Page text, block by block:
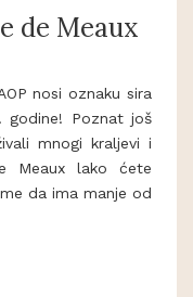
de Meaux
nosi oznaku sira
godine! Poznat još
mnogi kraljevi i
Meaux lako ćete
da ima manje od